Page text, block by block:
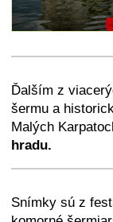
+ − ⛶
Ďalším z
šermu a
Malých
hradu.
+ − ⛶
Snímky sú z